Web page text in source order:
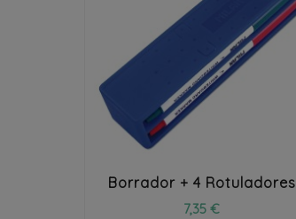

Borrador + 4 Rotuladores
7,35 €